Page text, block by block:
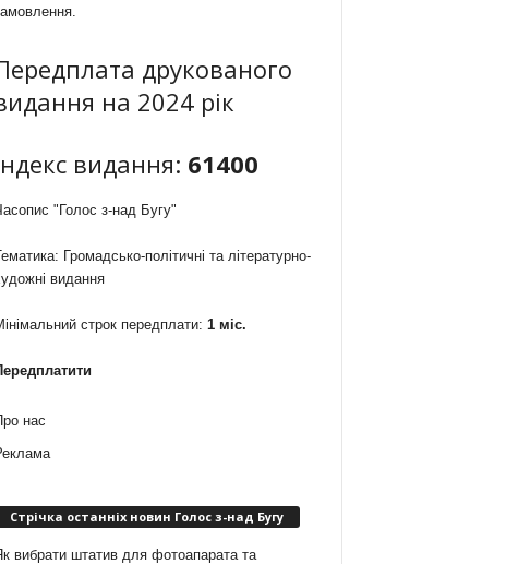
друкованого
на 2024 рік
видання: 61400
"Голос з-над Бугу"
Громадсько-політичні та літературно-
видання
строк передплати: 1 міс.
нас
Стрічка останніх новин Голос з-над Бугу
вибрати штатив для фотоапарата та